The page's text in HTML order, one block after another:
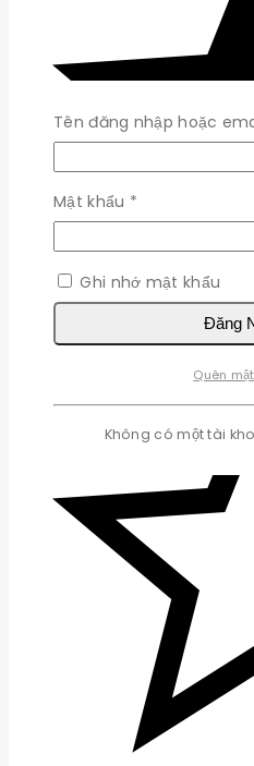
Tên đăng nhập hoặc
Mật khẩu *
buộc
Ghi nhớ mật khẩu
Đăng
Quên
Không có một tài